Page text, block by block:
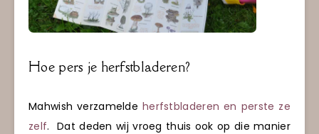
Hoe pers je herfstbladeren?
Mahwish verzamelde herfstbladeren en perste ze
zelf. Dat deden wij vroeg thuis ook op die manier